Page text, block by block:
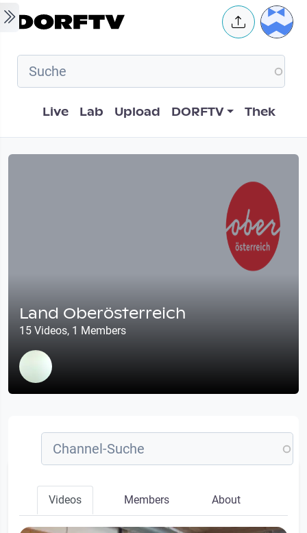
Skip to main content User
Hauptnavigation
Live Lab Upload DORFTV Thek
Land Oberösterreich
15 Videos, 1 Members
Videos Members About